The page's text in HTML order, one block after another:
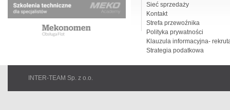
Sieć sprzedaży
Kontakt
Strefa przewoźnika
Polityka prywatności
Klauzula informacyjna-
Strategia podatkowa
INTER-TEAM Sp. z o.o.